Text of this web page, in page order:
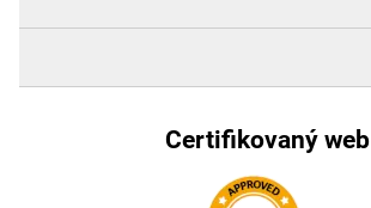
Certifikovaný web